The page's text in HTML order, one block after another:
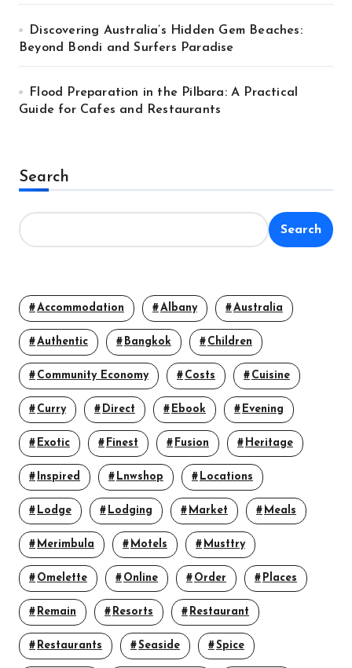
Discovering Australia’s Hidden Gem Beaches:
Beyond Bondi and Surfers Paradise
Flood Preparation in the Pilbara: A Practical
Guide for Cafes and Restaurants
Search
Search
Accommodation Albany Australia
Authentic Bangkok Children
Community Economy Costs Cuisine
Curry Direct Ebook Evening
Exotic Finest Fusion Heritage
Inspired Lnwshop Locations
Lodge Lodging Market Meals
Merimbula Motels Musttry
Omelette Online Order Places
Remain Resorts Restaurant
Restaurants Seaside Spice